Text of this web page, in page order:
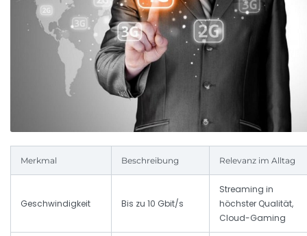
Merkmal Beschreibung Relevanz im Alltag
Geschwindigkeit Bis zu 10 Gbit/s
Streaming in
höchster Qualität,
Cloud-Gaming